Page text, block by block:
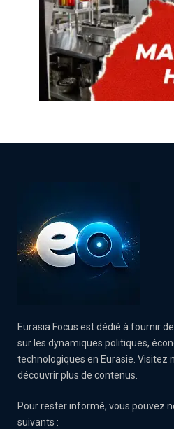
Eurasia Focus est dédié à fournir
sur les dynamiques politiques,
technologiques en Eurasie. Visitez
découvrir plus de contenus.
Pour rester informé, vous pouvez
suivants :